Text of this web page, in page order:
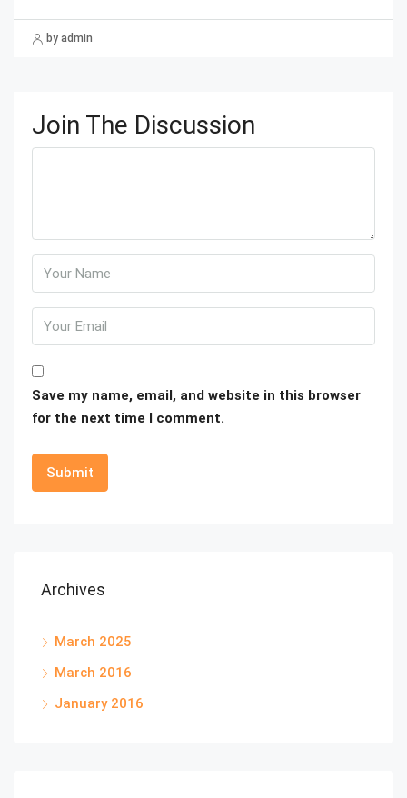
by admin
Join The Discussion
Save my name, email, and website in this browser
for the next time I comment.
Archives
March 2025
March 2016
January 2016